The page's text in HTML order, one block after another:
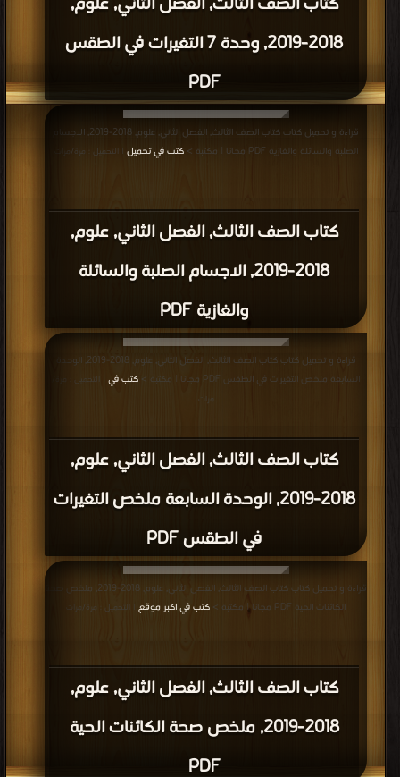
2018-2019, وحدة 7 التغيرات في الطقس
PDF
كتاب الصف الثالث, الفصل الثاني, علوم,
2018-2019, الاجسام الصلبة والسائلة
والغازية PDF
قراءة و تحميل كتاب كتاب الصف الثالث, الفصل الثاني, علوم, 2018-2019, الاجسام
الصلبة والسائلة والغازية PDF مجانا | مكتبة >
كتب في تحميل | التحميل : مرة/مرات
كتاب الصف الثالث, الفصل الثاني, علوم,
2018-2019, الوحدة السابعة ملخص التغيرات
في الطقس PDF
قراءة و تحميل كتاب كتاب الصف الثالث, الفصل الثاني, علوم, 2018-2019, الوحدة
السابعة ملخص التغيرات في الطقس PDF مجانا | مكتبة >
كتب في
| التحميل : مرة/
مرات
كتاب الصف الثالث, الفصل الثاني, علوم,
2018-2019, ملخص صحة الكائنات الحية
PDF
قراءة و تحميل كتاب كتاب الصف الثالث, الفصل الثاني, علوم, 2018-2019, ملخص صحة
الكائنات الحية PDF مجانا | مكتبة >
كتب في اكبر موقع | التحميل : مرة/مرات